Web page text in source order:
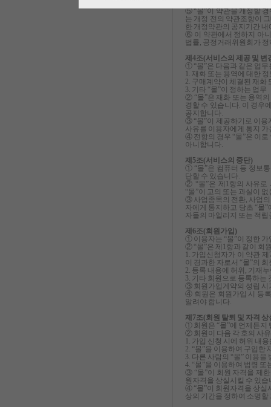
⑤ “몰”이 약관을 개정할
는 개정 전의 약관조항이
한 개정약관의 공지기간
⑥ 이 약관에서 정하지 아
법률, 공정거래위원회가
제4조(서비스의 제공 및 변
① “몰”은 다음과 같은 업무
1. 재화 또는 용역에 대한
2. 구매계약이 체결된 재화
3. 기타 “몰”이 정하는 업무
② “몰”은 재화 또는 용역
경할 수 있습니다. 이 경우
공지합니다.
③ “몰”이 제공하기로 이용
사유를 이용자에게 통지
④ 전항의 경우 “몰”은 이로
아니합니다.
제5조(서비스의 중단)
① “몰”은 컴퓨터 등 정보
단할 수 있습니다.
② “몰”은 제1항의 사유로
“몰”이 고의 또는 과실이
③ 사업종목의 전환, 사업의
자에게 통지하고 당초 “몰
자들의 마일리지 또는 적
제6조(회원가입)
① 이용자는 “몰”이 정한
② “몰”은 제1항과 같이 회
1. 가입신청자가 이 약관
이 경과한 자로서 “몰”의
2. 등록 내용에 허위, 기재
3. 기타 회원으로 등록하는
③ 회원가입계약의 성립 시
④ 회원은 회원가입 시 등
알려야 합니다.
제7조(회원 탈퇴 및 자격 상
① 회원은 “몰”에 언제든지
② 회원이 다음 각 호의 사
1. 가입 신청 시에 허위 내
2. “몰”을 이용하여 구입한
3. 다른 사람의 “몰” 이용
4. “몰”을 이용하여 법령
③ “몰”이 회원 자격을 제
원자격을 상실시킬 수 있습
④ “몰”이 회원자격을 상실
상의 기간을 정하여 소명